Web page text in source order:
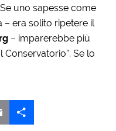
uno sapesse come
– era solito ripetere il
– imparerebbe più
Se lo